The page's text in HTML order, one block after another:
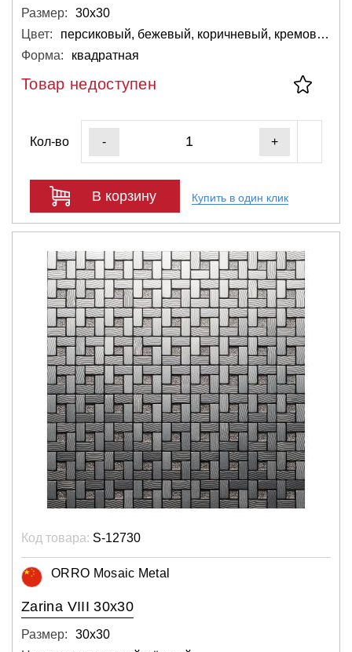
Размер:
30х30
Цвет:
персиковый, бежевый, коричневый, кремовый
Форма:
квадратная
Товар недоступен
Кол-во - +
В корзину Купить в один клик
Код товара: S-12730
ORRO Mosaic Metal
Zarina VIII 30x30
Размер:
30х30